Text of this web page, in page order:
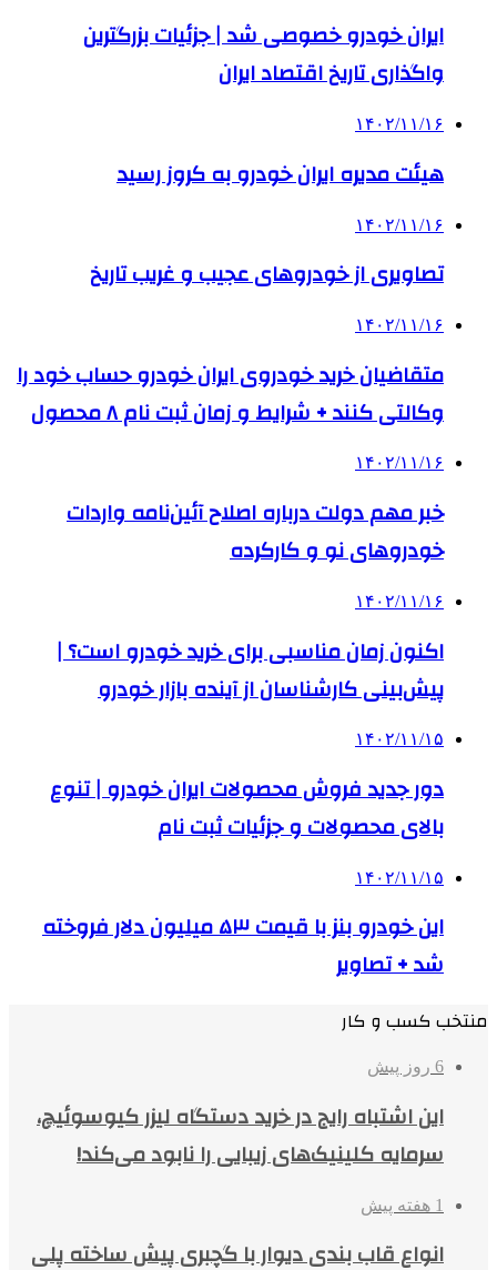
ایران خودرو خصوصی شد | جزئیات بزرگترین
واگذاری تاریخ اقتصاد ایران
۱۴۰۲/۱۱/۱۶
هیئت مدیره ایران خودرو به کروز رسید
۱۴۰۲/۱۱/۱۶
تصاویری از خودروهای عجیب و غریب تاریخ
۱۴۰۲/۱۱/۱۶
متقاضیان خرید خودروی ایران خودرو حساب خود را
وکالتی کنند + شرایط و زمان ثبت نام ۸ محصول
۱۴۰۲/۱۱/۱۶
خبر مهم دولت درباره اصلاح آئین‌نامه واردات
خودروهای نو و کارکرده
۱۴۰۲/۱۱/۱۶
اکنون زمان مناسبی برای خرید خودرو است؟ |
پیش‌بینی کارشناسان از آینده بازار خودرو
۱۴۰۲/۱۱/۱۵
دور جدید فروش محصولات ایران خودرو | تنوع
بالای محصولات و جزئیات ثبت نام
۱۴۰۲/۱۱/۱۵
این خودرو بنز با قیمت ۵٣ میلیون دلار فروخته
شد + تصاویر
منتخب کسب و کار
6 روز پیش
این اشتباه رایج در خرید دستگاه لیزر کیوسوئیچ،
سرمایه کلینیک‌های زیبایی را نابود می‌کند!
1 هفته پیش
انواع قاب بندی دیوار با گچبری پیش ساخته پلی